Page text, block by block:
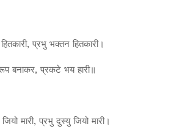
प्रभु भक्तन हितकारी।
बनाकर, प्रकटे भय हारी॥
मारी, प्रभु दुस्यु जियो मारी।